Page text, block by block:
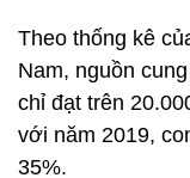
Theo thống kê
Nam, nguồn
chỉ đạt trên
với năm 2019,
35%.